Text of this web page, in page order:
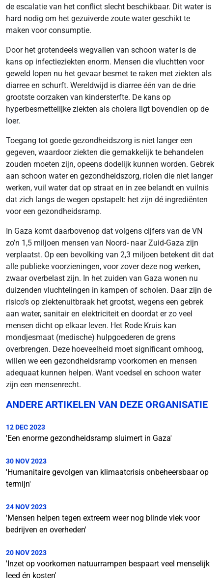
de escalatie van het conflict slecht beschikbaar. Dit water is
hard nodig om het gezuiverde zoute water geschikt te
maken voor consumptie.
Door het grotendeels wegvallen van schoon water is de
kans op infectieziekten enorm. Mensen die vluchtten voor
geweld lopen nu het gevaar besmet te raken met ziekten als
diarree en schurft. Wereldwijd is diarree één van de drie
grootste oorzaken van kindersterfte. De kans op
hyperbesmettelijke ziekten als cholera ligt bovendien op de
loer.
Toegang tot goede gezondheidszorg is niet langer een
gegeven, waardoor ziekten die gemakkelijk te behandelen
zouden moeten zijn, opeens dodelijk kunnen worden. Gebrek
aan schoon water en gezondheidszorg, riolen die niet langer
werken, vuil water dat op straat en in zee belandt en vuilnis
dat zich langs de wegen opstapelt: het zijn dé ingrediënten
voor een gezondheidsramp.
In Gaza komt daarbovenop dat volgens cijfers van de VN
zo’n 1,5 miljoen mensen van Noord- naar Zuid-Gaza zijn
verplaatst. Op een bevolking van 2,3 miljoen betekent dit dat
alle publieke voorzieningen, voor zover deze nog werken,
zwaar overbelast zijn. In het zuiden van Gaza wonen nu
duizenden vluchtelingen in kampen of scholen. Daar zijn de
risico’s op ziektenuitbraak het grootst, wegens een gebrek
aan water, sanitair en elektriciteit en doordat er zo veel
mensen dicht op elkaar leven. Het Rode Kruis kan
mondjesmaat (medische) hulpgoederen de grens
overbrengen. Deze hoeveelheid moet significant omhoog,
willen we een gezondheidsramp voorkomen en mensen
adequaat kunnen helpen. Want voedsel en schoon water
zijn een mensenrecht.
ANDERE ARTIKELEN VAN DEZE ORGANISATIE
12 DEC 2023
'Een enorme gezondheidsramp sluimert in Gaza'
30 NOV 2023
'Humanitaire gevolgen van klimaatcrisis onbeheersbaar op
termijn'
24 NOV 2023
'Mensen helpen tegen extreem weer nog blinde vlek voor
bedrijven en overheden'
20 NOV 2023
'Inzet op voorkomen natuurrampen bespaart veel menselijk
leed én kosten'